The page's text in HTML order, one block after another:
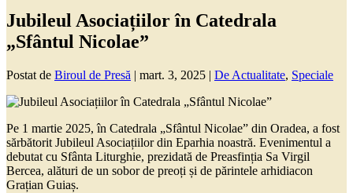
Jubileul Asociațiilor în Catedrala
„Sfântul Nicolae”
Postat de Biroul de Presă | mart. 3, 2025 | De Actualitate, Speciale
Pe 1 martie 2025, în Catedrala „Sfântul Nicolae” din Oradea, a fost
sărbătorit Jubileul Asociațiilor din Eparhia noastră. Evenimentul a
debutat cu Sfânta Liturghie, prezidată de Preasfinția Sa Virgil
Bercea, alături de un sobor de preoți și de părintele arhidiacon
Grațian Guiaș.